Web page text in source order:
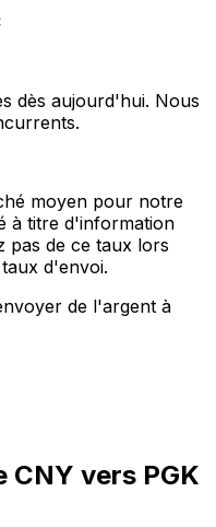
dès aujourd'hui. Nous
moyen pour notre
à titre d'information
pas de ce taux lors
d'envoi.
de l'argent à
CNY vers PGK